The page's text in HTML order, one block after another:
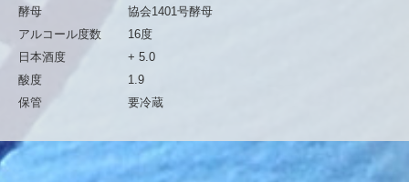
酵母
協会1401号酵母
アルコール度数
16度
日本酒度
+ 5.0
酸度
1.9
保管
要冷蔵